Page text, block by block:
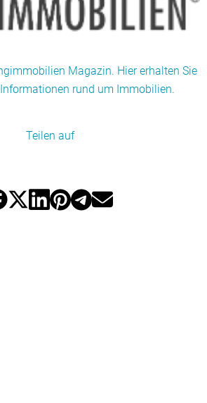
Magazin. Hier erhalten Sie
rund um Immobilien.
Teilen auf